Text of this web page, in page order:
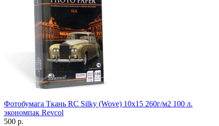
Фотобумага Ткань RC Silky (Wove) 10х15 260г/м2 100 л.
экономпак Revcol
500 р.